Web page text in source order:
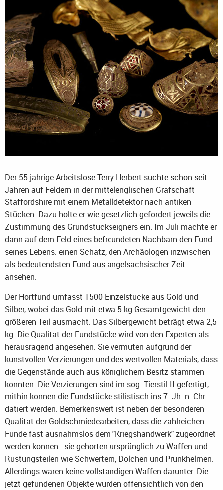
Der 55-jährige Arbeitslose Terry Herbert suchte schon seit
Jahren auf Feldern in der mittelenglischen Grafschaft
Staffordshire mit einem Metalldetektor nach antiken
Stücken. Dazu holte er wie gesetzlich gefordert jeweils die
Zustimmung des Grundstückseigners ein. Im Juli machte er
dann auf dem Feld eines befreundeten Nachbarn den Fund
seines Lebens: einen Schatz, den Archäologen inzwischen
als bedeutendsten Fund aus angelsächsischer Zeit
ansehen.
Der Hortfund umfasst 1500 Einzelstücke aus Gold und
Silber, wobei das Gold mit etwa 5 kg Gesamtgewicht den
größeren Teil ausmacht. Das Silbergewicht beträgt etwa 2,5
kg. Die Qualität der Fundstücke wird von den Experten als
herausragend angesehen. Sie vermuten aufgrund der
kunstvollen Verzierungen und des wertvollen Materials, dass
die Gegenstände auch aus königlichem Besitz stammen
könnten. Die Verzierungen sind im sog. Tierstil II gefertigt,
mithin können die Fundstücke stilistisch ins 7. Jh. n. Chr.
datiert werden. Bemerkenswert ist neben der besonderen
Qualität der Goldschmiedearbeiten, dass die zahlreichen
Funde fast ausnahmslos dem "Kriegshandwerk" zugeordnet
werden können - sie gehörten ursprünglich zu Waffen und
Rüstungsteilen wie Schwertern, Dolchen und Prunkhelmen.
Allerdings waren keine vollständigen Waffen darunter. Die
jetzt gefundenen Objekte wurden offensichtlich von den